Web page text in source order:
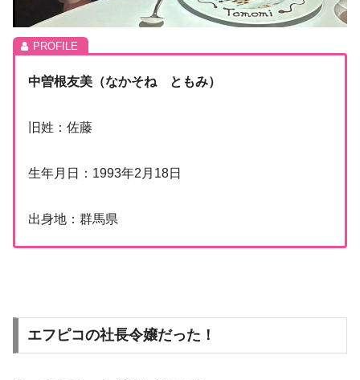
中曽根友美（なかそね ともみ）
旧姓：佐藤
生年月日：1993年2月18日
出身地：群馬県
エフピコの社長令嬢だった！